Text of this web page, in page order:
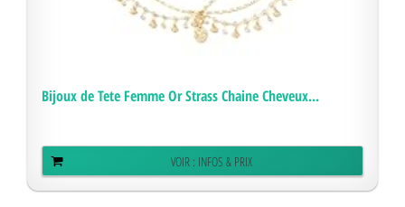
Bijoux de Tete Femme Or Strass Chaine Cheveux...
VOIR : INFOS & PRIX